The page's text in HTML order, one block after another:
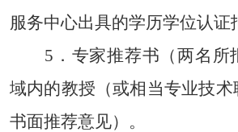
服务中心出具的学历学位认证
5 ． 专家推荐书（两名所
域内的教授（或相当专业技
书面推荐意见）。